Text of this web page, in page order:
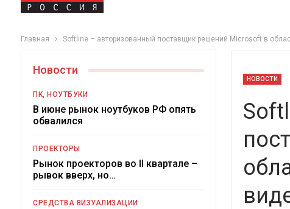
Главная Softline – авторизованный поставщик решений Microsoft в
НОВОСТИ
Новости
ПК, НОУТБУКИ
В июне рынок ноутбуков РФ опять
обвалился
ПРОЕКТОРЫ
Рынок проекторов во II квартале –
рывок вверх, но…
СРЕДСТВА ВИЗУАЛИЗАЦИИ
Цифровая экономика 2026.
Краткий статистический